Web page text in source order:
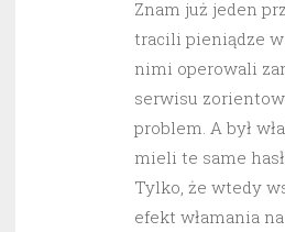
Znam już jeden
tracili pieniądze
nimi operowali
serwisu
problem. A był
mieli te same
Tylko, że wtedy
efekt włamania